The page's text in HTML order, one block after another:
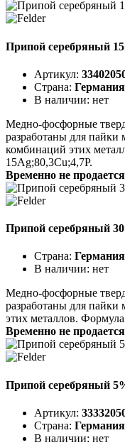
Припой серебряный
Артикул:
Страна: Германия
В наличии: нет
Медно-фосфорные
разработаны для пайки
комбинаций этих
15Ag;80,3Cu;4,7P.
Временно не продается
Припой серебряный
Страна: Германия
В наличии: нет
Медно-фосфорные
разработаны для
этих металлов.
Временно не продается
Припой серебряный
Артикул:
Страна: Германия
В наличии: нет